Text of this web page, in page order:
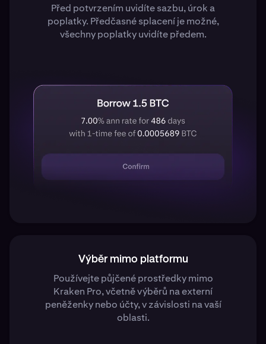
Před potvrzením uvidíte sazbu, úrok a
poplatky. Předčasné splacení je možné,
všechny poplatky uvidíte předem.
Výběr mimo platformu
Používejte půjčené prostředky mimo
Kraken Pro, včetně výběrů na externí
peněženky nebo účty, v závislosti na vaší
oblasti.